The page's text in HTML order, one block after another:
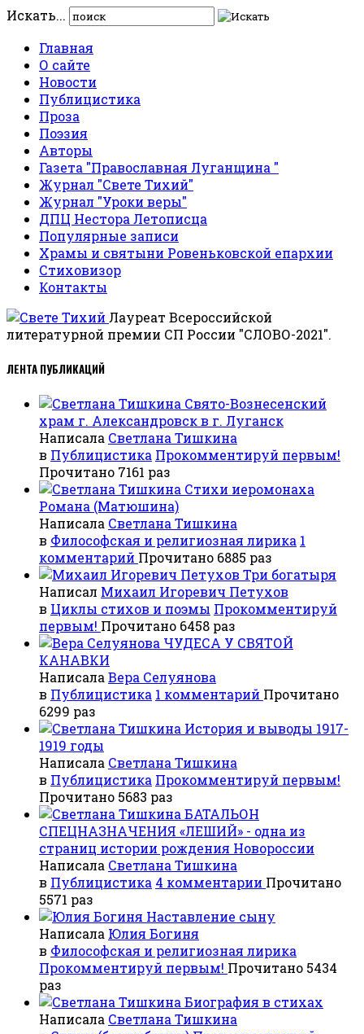
Искать...
Главная
О сайте
Новости
Публицистика
Проза
Поэзия
Авторы
Газета "Православная Луганщина "
Журнал "Свете Тихий"
Журнал "Уроки веры"
ДПЦ Нестора Летописца
Популярные записи
Храмы и святыни Ровеньковской епархии
Стиховизор
Контакты
Лауреат Всероссийской
литературной премии СП России "СЛОВО-2021".
ЛЕНТА ПУБЛИКАЦИЙ
Свято-Вознесенский
храм г. Александровск в г. Луганск
Написала Светлана Тишкина
в Публицистика Прокомментируй первым!
Прочитано 7161 раз
Стихи иеромонаха
Романа (Матюшина)
Написала Светлана Тишкина
в Философская и религиозная лирика 1
комментарий Прочитано 6885 раз
Три богатыря
Написал Михаил Игоревич Петухов
в Циклы стихов и поэмы Прокомментируй
первым! Прочитано 6458 раз
ЧУДЕСА У СВЯТОЙ
КАНАВКИ
НаписалаВера Селуянова
в Публицистика 1 комментарий Прочитано
6299 раз
История и выводы 1917-
1919 годы
Написала Светлана Тишкина
в Публицистика Прокомментируй первым!
Прочитано 5683 раз
БАТАЛЬОН
СПЕЦНАЗНАЧЕНИЯ «ЛЕШИЙ» - одна из
страниц истории рождения Новороссии
Написала Светлана Тишкина
в Публицистика 4 комментарии Прочитано
5571 раз
Наставление сыну
Написала Юлия Богиня
в Философская и религиозная лирика
Прокомментируй первым! Прочитано 5434
раз
Биография в стихах
Написала Светлана Тишкина